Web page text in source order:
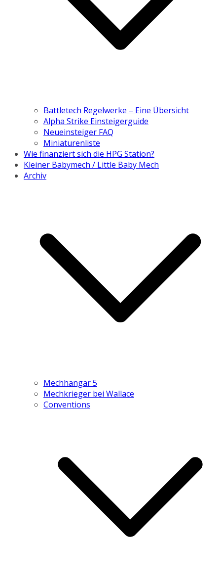
Battletech Regelwerke – Eine Übersicht
Alpha Strike Einsteigerguide
Neueinsteiger FAQ
Miniaturenliste
Wie finanziert sich die HPG Station?
Kleiner Babymech / Little Baby Mech
Archiv
Mechhangar 5
Mechkrieger bei Wallace
Conventions